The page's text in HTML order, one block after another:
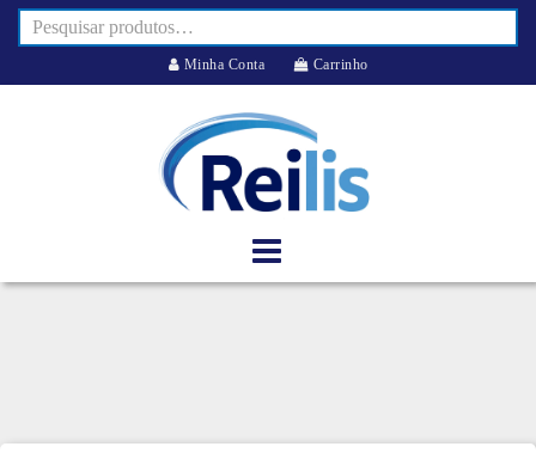
Minha Conta Carrinho